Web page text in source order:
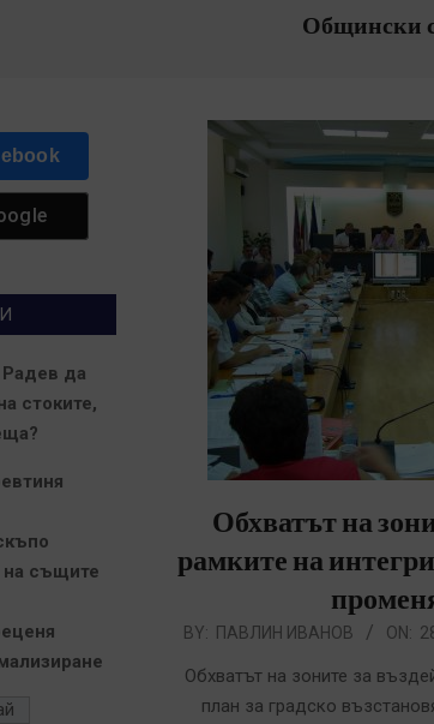
Общински
Обхватът на
рамките на
2012-
BY: ПАВЛИН ИВАНОВ ON:
Обхватът на зоните за
план за градско
да
стоките,
на същите